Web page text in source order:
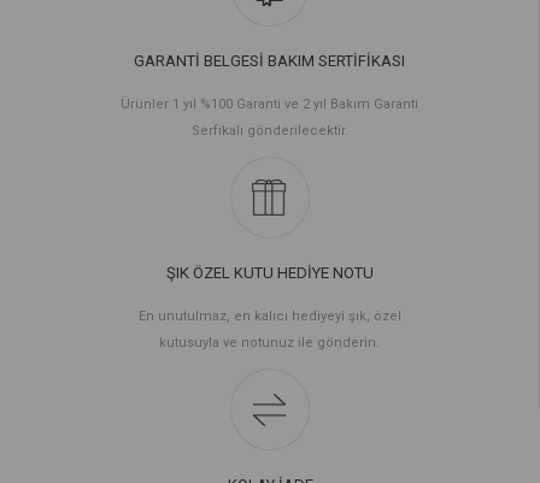
GARANTİ BELGESİ BAKIM SERTİFİKASI
Ürünler 1 yıl %100 Garanti ve 2 yıl Bakım Garanti
Serfikalı gönderilecektir.
ŞIK ÖZEL KUTU HEDİYE NOTU
En unutulmaz, en kalıcı hediyeyi şık, özel
kutusuyla ve notunuz ile gönderin.